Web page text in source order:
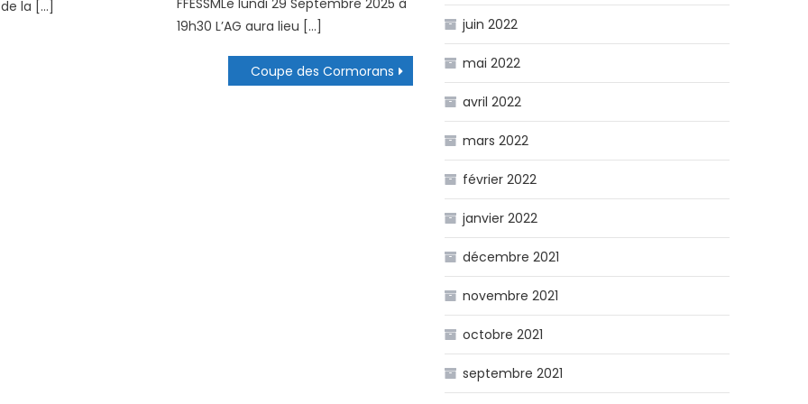
la […]
FFESSMLe lundi 29 Septembre 2025 à
19h30 L’AG aura lieu […]
Coupe des Cormorans
juin 2022
mai 2022
avril 2022
mars 2022
février 2022
janvier 2022
décembre 2021
novembre 2021
octobre 2021
septembre 2021